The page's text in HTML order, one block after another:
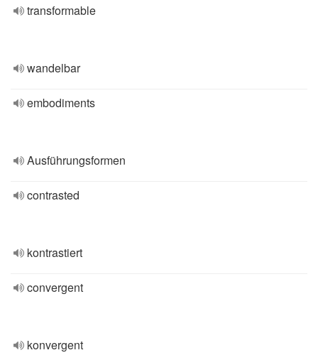
transformable
wandelbar
embodiments
Ausführungsformen
contrasted
kontrastiert
convergent
konvergent